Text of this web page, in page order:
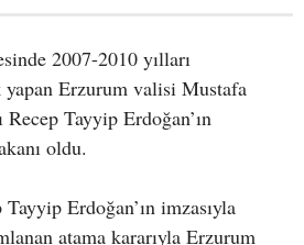
2007-2010 yılları
yapan Erzurum valisi Mustafa
Tayyip Erdoğan’ın
oldu.
Erdoğan’ın imzasıyla
atama kararıyla Erzurum